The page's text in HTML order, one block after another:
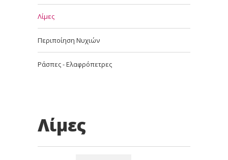
Λίμες
Περιποίηση Νυχιών
Ράσπες - Ελαφρόπετρες
Λίμες